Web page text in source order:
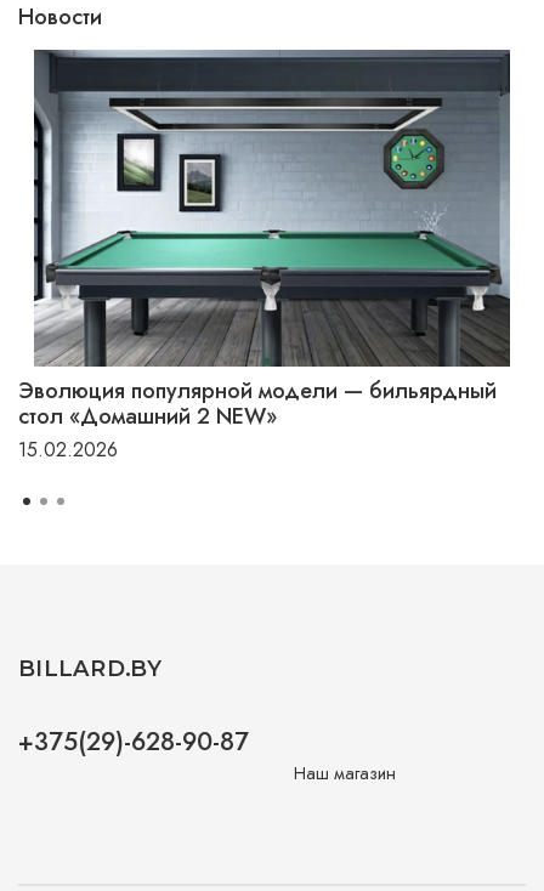
Новости
Эволюция популярной модели — бильярдный
стол «Домашний 2 NEW»
15.02.2026
BILLARD.BY
+375(29)-628-90-87
Наш магазин